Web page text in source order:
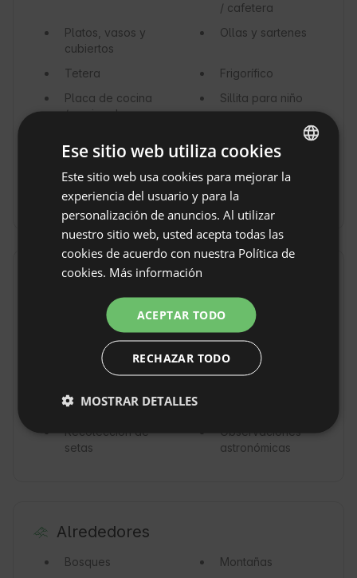
/ cafetera
Platos, vasos y
cubiertos
Ollas y sartenes
Tetera
Frigorífico
Placa de cocina
/ cocina de gas
Sillita para niño
niño
No hay instalaciones para personas con
discapacidades
Actividades
Hacer turismo
Escaladas
bicicleta
Rutas de
senderismo
leves
Recolección de
setas
Observaciones
astronómicas
Alrededores
Bosques Montañas
ENGLISH
POLISH
GERMAN
Ese sitio web utiliza cookies
Este sitio web usa cookies para mejorar la
experiencia del usuario y para la
personalización de anuncios. Al utilizar
nuestro sitio web, usted acepta todas las
cookies de acuerdo con nuestra Política de
cookies. Más información
ACEPTAR TODO
RECHAZAR TODO
MOSTRAR DETALLES